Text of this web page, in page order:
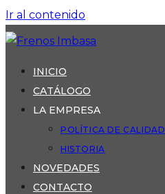
Ir al contenido
INICIO
CATÁLOGO
LA EMPRESA
POLÍTICA DE CALIDAD
HISTORIA
NOVEDADES
CONTACTO